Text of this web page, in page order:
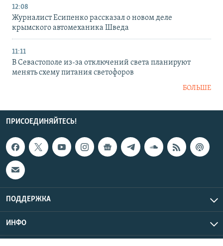
12:08
Журналист Есипенко рассказал о новом деле
крымского автомеханика Шведа
11:11
В Севастополе из-за отключений света планируют
менять схему питания светофоров
БОЛЬШЕ
ПРИСОЕДИНЯЙТЕСЬ!
ПОДДЕРЖКА
ИНФО